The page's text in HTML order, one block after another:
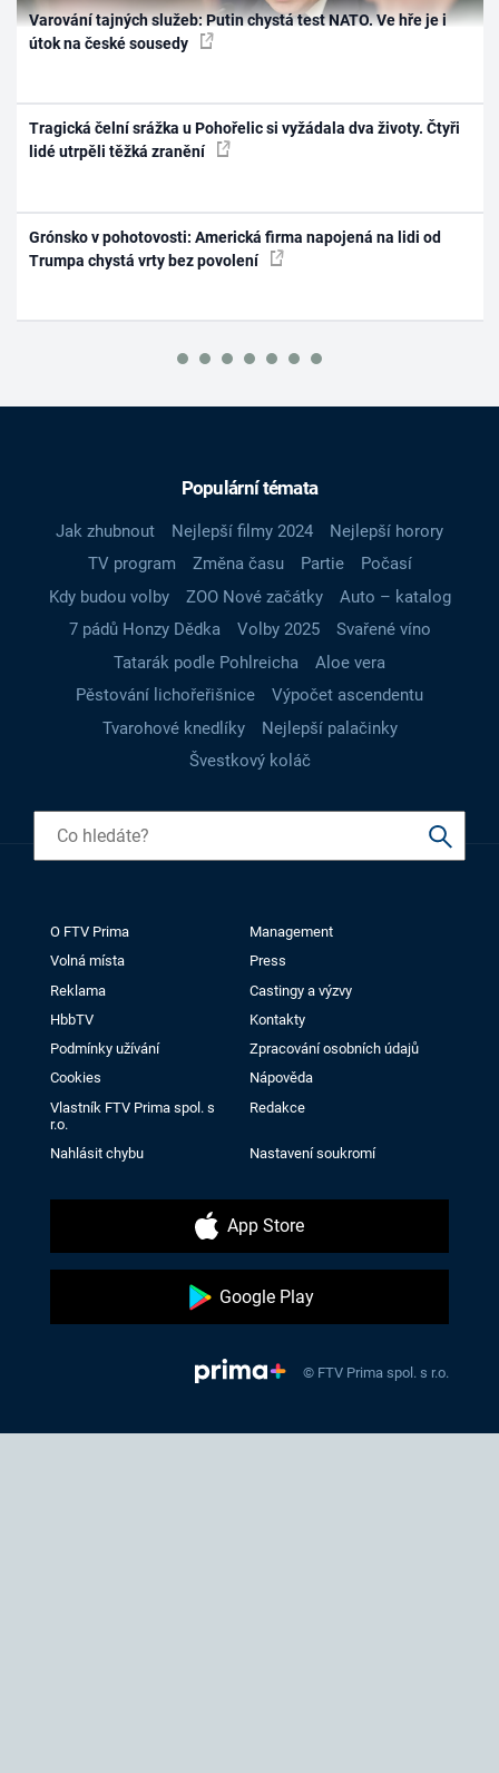
Varování tajných služeb: Putin chystá test NATO. Ve hře je i
útok na české sousedy
Tragická čelní srážka u Pohořelic si vyžádala dva životy. Čtyři
lidé utrpěli těžká zranění
Grónsko v pohotovosti: Americká firma napojená na lidi od
Trumpa chystá vrty bez povolení
Populární témata
Jak zhubnout Nejlepší filmy 2024
Nejlepší horory
TV program
Změna času Partie
Počasí
Kdy budou volby
ZOO Nové začátky
Auto – katalog
7 pádů Honzy Dědka
Volby 2025
Svařené víno
Tatarák podle Pohlreicha
Aloe vera
Pěstování lichořeřišnice
Výpočet ascendentu
Tvarohové knedlíky
Nejlepší palačinky
Švestkový koláč
O FTV Prima
Management
Volná místa
Press
Reklama
Castingy a výzvy
HbbTV
Kontakty
Podmínky užívání
Zpracování osobních údajů
Cookies
Nápověda
Vlastník FTV Prima spol. s
r.o.
Redakce
Nahlásit chybu Nastavení soukromí
App Store
Google Play
© FTV Prima spol. s r.o.